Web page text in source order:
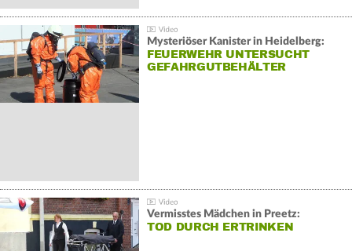
Mysteriöser Kanister in Heidelberg:
FEUERWEHR UNTERSUCHT
GEFAHRGUTBEHÄLTER
Vermisstes Mädchen in Preetz:
TOD DURCH ERTRINKEN